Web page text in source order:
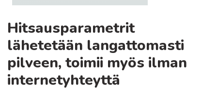
Hitsausparametrit
lähetetään langattomasti
pilveen, toimii myös ilman
internetyhteyttä